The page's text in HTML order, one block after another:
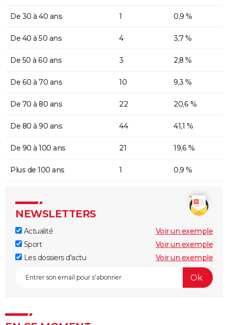
De 30 à 40 ans 1 0,9 %
De 40 à 50 ans 4 3,7 %
De 50 à 60 ans 3 2,8 %
De 60 à 70 ans 10 9,3 %
De 70 à 80 ans 22 20,6 %
De 80 à 90 ans 44 41,1 %
De 90 à 100 ans 21 19,6 %
Plus de 100 ans 1 0,9 %
NEWSLETTERS
Actualité
Voir un exemple
Sport
Voir un exemple
Les dossiers d'actu
Voir un exemple